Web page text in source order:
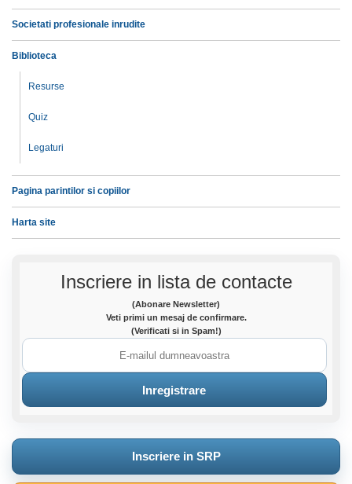
Societati profesionale inrudite
Biblioteca
Resurse
Quiz
Legaturi
Pagina parintilor si copiilor
Harta site
Inscriere in lista de contacte
(Abonare Newsletter)
Veti primi un mesaj de confirmare.
(Verificati si in Spam!)
Inscriere in SRP